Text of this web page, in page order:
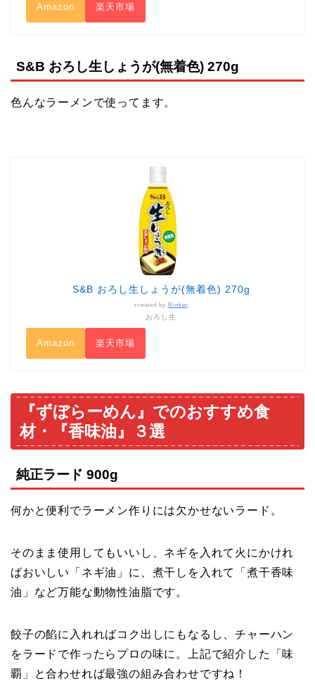
Amazon 楽天市場
S&B おろし生しょうが(無着色) 270g
色んなラーメンで使ってます。
S&B おろし生しょうが(無着色) 270g
created by Rinker
おろし生
Amazon 楽天市場
『ずぼらーめん』でのおすすめ食
材・『香味油』３選
純正ラード 900g
何かと便利でラーメン作りには欠かせないラード。
そのまま使用してもいいし、ネギを入れて火にかけれ
ばおいしい「ネギ油」に、煮干しを入れて「煮干香味
油」など万能な動物性油脂です。
餃子の餡に入れればコク出しにもなるし、チャーハン
をラードで作ったらプロの味に。上記で紹介した「味
覇」と合わせれば最強の組み合わせですね！